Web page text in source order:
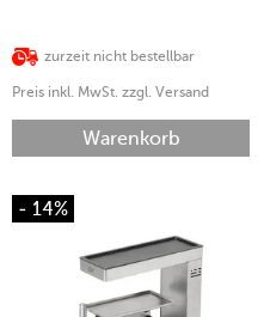
zurzeit nicht bestellbar
Preis inkl. MwSt. zzgl. Versand
Warenkorb
- 14%